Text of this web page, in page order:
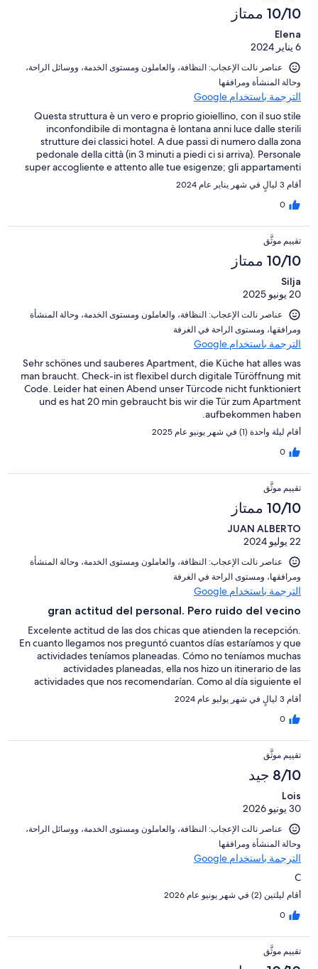
10/10 ممتاز
Elena
6 يناير 2024
عناصر نالت الإعجاب: ⁦النظافة⁩، و⁦العاملون ومستوى الخدمة⁩، و⁦وسائل الراحة⁩،
و⁦حالة المنشأة ومرافقها⁩
الترجمة باستخدام Google
Questa struttura è un vero e proprio gioiellino, con il suo stile
inconfondibile di montagna è lontana anni luce dalle sterili
strutture dei classici hotel. A due passi di numero dalla zona
pedonale della città (in 3 minuti a piedi ci si arriva). Personale
super accogliente e attento alle tue esigenze; gli appartamenti
sono dotati di tutti i confort, la cucina idem, ha anche più utensili
di quelli che si possano immaginare. Se dovessi trovarmi
nuovamente in zona sicuramente alloggerei di nuovo qui.
أقام 3 ليالٍ في شهر يناير عام 2024
0
تقييم موثَّق
10/10 ممتاز
Silja
20 يونيو 2025
عناصر نالت الإعجاب: ⁦النظافة⁩، و⁦العاملون ومستوى الخدمة⁩، و⁦حالة المنشأة
ومرافقها⁩، و⁦مستوى الراحة في الغرفة⁩
الترجمة باستخدام Google
Sehr schönes und sauberes Apartment, die Küche hat alles was
man braucht. Check-in ist flexibel durch digitale Türöffnung mit
Code. Leider hat einen Abend unser Türcode nicht funktioniert
und es hat 20 min gebraucht bis wir die Tür zum Apartment
aufbekommen haben.
أقام ليلة واحدة (1) في شهر يونيو عام 2025
0
تقييم موثَّق
10/10 ممتاز
JUAN ALBERTO
22 يوليو 2024
عناصر نالت الإعجاب: ⁦النظافة⁩، و⁦العاملون ومستوى الخدمة⁩، و⁦حالة المنشأة
ومرافقها⁩، و⁦مستوى الراحة في الغرفة⁩
الترجمة باستخدام Google
gran actitud del personal. Pero ruido del vecino
Excelente actitud de las dos chicas que atienden la recepción.
En cuanto llegamos nos preguntó cuantos días estaríamos y que
actividades teníamos planeadas. Cómo no teníamos muchas
actividades planeadas, ella nos hizo un itinerario de las
actividades que nos recomendarían. Como al día siguiente el
clima no estaba tan bueno, la otra recepcionista nos apoyó con
actividades alternas en las que el clima no afectaba. GRAN
atención y actitud del personal. Como unicas 2 observaciones a
clima es mucho mas frío que en el resto del país), y se escuchaba
mucho ruido del cuarto de arriba
أقام 3 ليالٍ في شهر يوليو عام 2024
0
تقييم موثَّق
8/10 جيد
Lois
30 يونيو 2026
عناصر نالت الإعجاب: ⁦النظافة⁩، و⁦العاملون ومستوى الخدمة⁩، و⁦وسائل الراحة⁩،
و⁦حالة المنشأة ومرافقها⁩
الترجمة باستخدام Google
C
أقام ليلتين (2) في شهر يونيو عام 2026
0
تقييم موثَّق